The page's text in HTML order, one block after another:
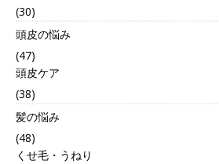
(30)
頭皮の悩み
(47)
頭皮ケア
(38)
髪の悩み
(48)
くせ毛・うねり